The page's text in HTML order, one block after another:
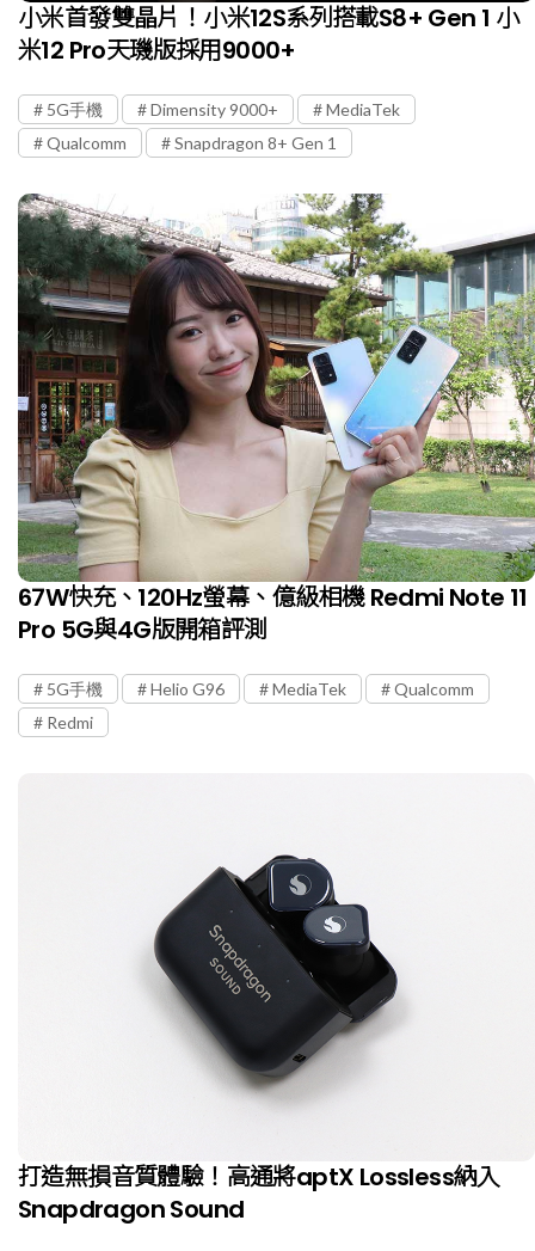
小米首發雙晶片！小米12S系列搭載S8+ Gen 1 小
米12 Pro天璣版採用9000+
5G手機 Dimensity 9000+
MediaTek
Qualcomm
Snapdragon 8+ Gen 1
67W快充、120Hz螢幕、億級相機 Redmi Note 11
Pro 5G與4G版開箱評測
5G手機 Helio G96 MediaTek
Qualcomm
Redmi
打造無損音質體驗！高通將aptX Lossless納入
Snapdragon Sound